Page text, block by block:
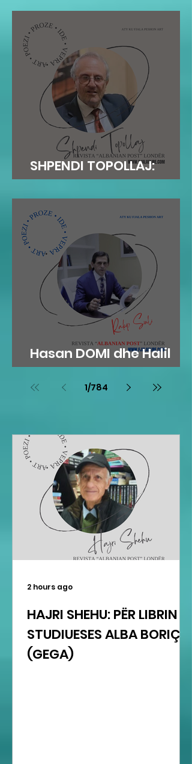
SHPENDI TOPOLLAJ:
ANDERSENI…
Hasan DOMI dhe Halil
RAMA: KAMZA...
1/784
HAJRI SHEHU: PËR LIBRIN E
STUDIUESES ALBA BORIÇI
(GEGA)
2 hours ago